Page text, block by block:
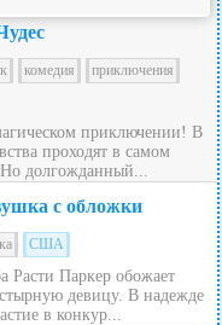
комедия
приключения
приключении! В
проходят в самом
Но долгожданный...
с обложки
США
Расти Паркер обожает
девицу. В надежде
в конкур...